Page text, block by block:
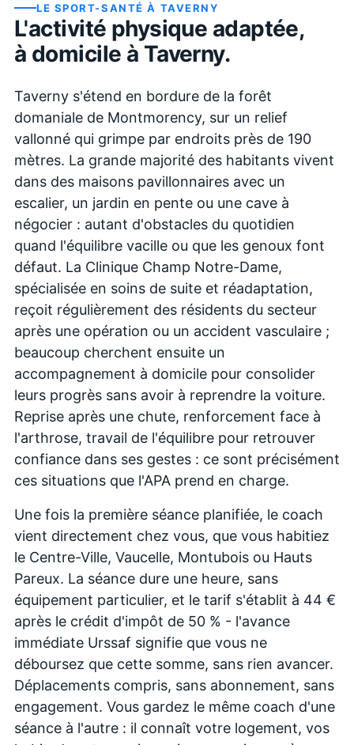
LE SPORT-SANTÉ À TAVERNY
L'activité physique adaptée,
à domicile à Taverny.
Taverny s'étend en bordure de la forêt
domaniale de Montmorency, sur un relief
vallonné qui grimpe par endroits près de 190
mètres. La grande majorité des habitants vivent
dans des maisons pavillonnaires avec un
escalier, un jardin en pente ou une cave à
négocier : autant d'obstacles du quotidien
quand l'équilibre vacille ou que les genoux font
défaut. La Clinique Champ Notre-Dame,
spécialisée en soins de suite et réadaptation,
reçoit régulièrement des résidents du secteur
après une opération ou un accident vasculaire ;
beaucoup cherchent ensuite un
accompagnement à domicile pour consolider
leurs progrès sans avoir à reprendre la voiture.
Reprise après une chute, renforcement face à
l'arthrose, travail de l'équilibre pour retrouver
confiance dans ses gestes : ce sont précisément
ces situations que l'APA prend en charge.
Une fois la première séance planifiée, le coach
vient directement chez vous, que vous habitiez
le Centre-Ville, Vaucelle, Montubois ou Hauts
Pareux. La séance dure une heure, sans
équipement particulier, et le tarif s'établit à 44 €
après le crédit d'impôt de 50 % - l'avance
immédiate Urssaf signifie que vous ne
déboursez que cette somme, sans rien avancer.
Déplacements compris, sans abonnement, sans
engagement. Vous gardez le même coach d'une
séance à l'autre : il connaît votre logement, vos